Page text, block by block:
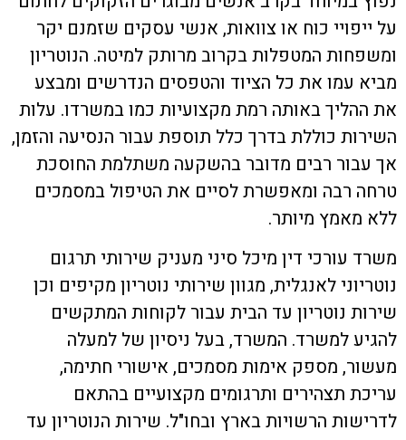
על ייפויי כוח או צוואות, אנשי עסקים שזמנם יקר
ומשפחות המטפלות בקרוב מרותק למיטה. הנוטריון
מביא עמו את כל הציוד והטפסים הנדרשים ומבצע
את ההליך באותה רמת מקצועיות כמו במשרדו. עלות
השירות כוללת בדרך כלל תוספת עבור הנסיעה והזמן,
אך עבור רבים מדובר בהשקעה משתלמת החוסכת
טרחה רבה ומאפשרת לסיים את הטיפול במסמכים
ללא מאמץ מיותר.
משרד עורכי דין מיכל סיני מעניק שירותי תרגום
נוטריוני לאנגלית, מגוון שירותי נוטריון מקיפים וכן
שירות נוטריון עד הבית עבור לקוחות המתקשים
להגיע למשרד. המשרד, בעל ניסיון של למעלה
מעשור, מספק אימות מסמכים, אישורי חתימה,
עריכת תצהירים ותרגומים מקצועיים בהתאם
לדרישות הרשויות בארץ ובחו"ל. שירות הנוטריון עד